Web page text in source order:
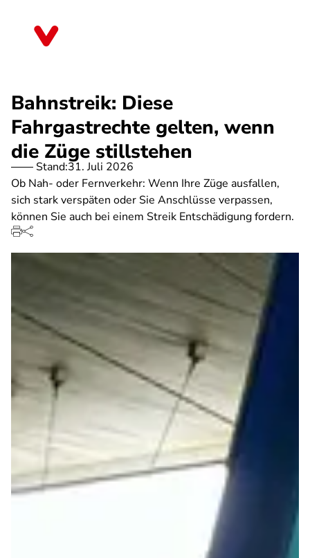
Bahnstreik: Diese
Fahrgastrechte gelten, wenn
die Züge stillstehen
Stand:31. Juli 2026
Ob Nah- oder Fernverkehr: Wenn Ihre Züge ausfallen,
sich stark verspäten oder Sie Anschlüsse verpassen,
können Sie auch bei einem Streik Entschädigung fordern.